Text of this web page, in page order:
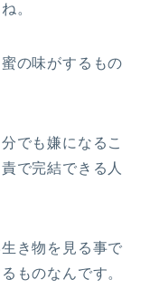
。
の味がするもの
でも嫌になるこ
で完結できる人
き物を見る事で
ものなんです。